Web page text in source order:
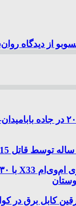
از دیدگاه
کابل برق در